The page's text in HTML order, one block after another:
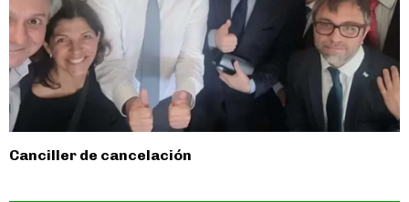
Canciller de cancelación